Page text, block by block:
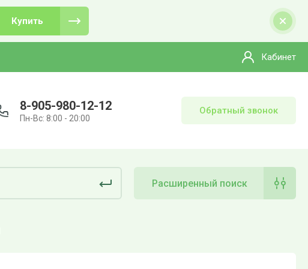
Купить
Кабинет
8-905-980-12-12
Пн-Вс: 8:00 - 20:00
Обратный звонок
Расширенный поиск